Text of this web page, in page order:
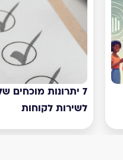
איך צ'אטבוט יכול
בחברה? מדריך